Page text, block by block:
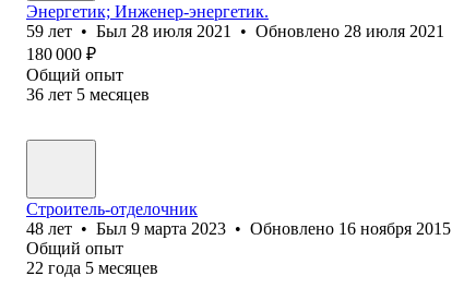
Энергетик; Инженер-энергетик.
59 лет • Был 28 июля 2021 • Обновлено 28 июля 2021
180 000 ₽
Общий опыт
36 лет 5 месяцев
Строитель-отделочник
48 лет • Был 9 марта 2023 • Обновлено 16 ноября 2015
Общий опыт
22 года 5 месяцев